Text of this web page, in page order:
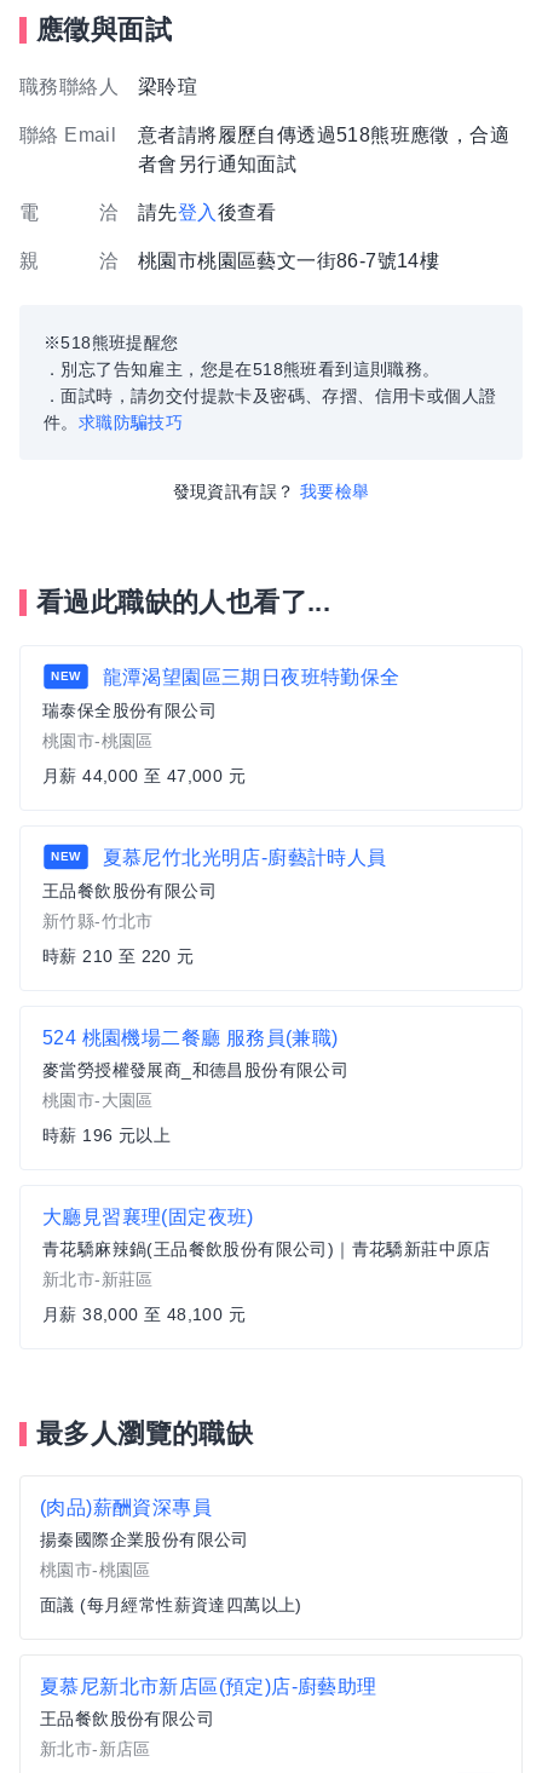
應徵與面試
職務聯絡人 梁聆瑄
聯絡 Email
意者請將履歷自傳透過518熊班應徵，合適
者會另行通知面試
電 洽 請先登入 後查看
親 洽 桃園市桃園區藝文一街86-7號14樓
※518熊班提醒您
．別忘了告知雇主，您是在518熊班看到這則職務。
．面試時，請勿交付提款卡及密碼、存摺、信用卡或個人證
件。 求職防騙技巧
發現資訊有誤？ 我要檢舉
看過此職缺的人也看了...
NEW 龍潭渴望園區三期日夜班特勤保全
瑞泰保全股份有限公司
桃園市-桃園區
月薪 44,000 至 47,000 元
NEW 夏慕尼竹北光明店-廚藝計時人員
王品餐飲股份有限公司
新竹縣-竹北市
時薪 210 至 220 元
524 桃園機場二餐廳 服務員(兼職)
麥當勞授權發展商_和德昌股份有限公司
桃園市-大園區
時薪 196 元以上
大廳見習襄理(固定夜班)
青花驕麻辣鍋(王品餐飲股份有限公司)｜青花驕新莊中原店
新北市-新莊區
月薪 38,000 至 48,100 元
最多人瀏覽的職缺
(肉品)薪酬資深專員
揚秦國際企業股份有限公司
桃園市-桃園區
面議 (每月經常性薪資達四萬以上)
夏慕尼新北市新店區(預定)店-廚藝助理
王品餐飲股份有限公司
新北市-新店區